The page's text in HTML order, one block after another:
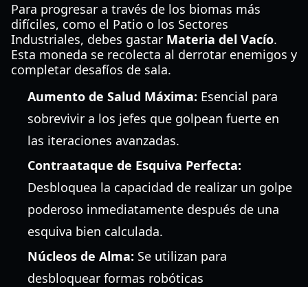
Para progresar a través de los biomas más
difíciles, como el Patio o los Sectores
Industriales, debes gastar Materia del Vacío.
Esta moneda se recolecta al derrotar enemigos y
completar desafíos de sala.
Aumento de Salud Máxima: Esencial para
sobrevivir a los jefes que golpean fuerte en
las iteraciones avanzadas.
Contraataque de Esquiva Perfecta:
Desbloquea la capacidad de realizar un golpe
poderoso inmediatamente después de una
esquiva bien calculada.
Núcleos de Alma: Se utilizan para
desbloquear formas robóticas